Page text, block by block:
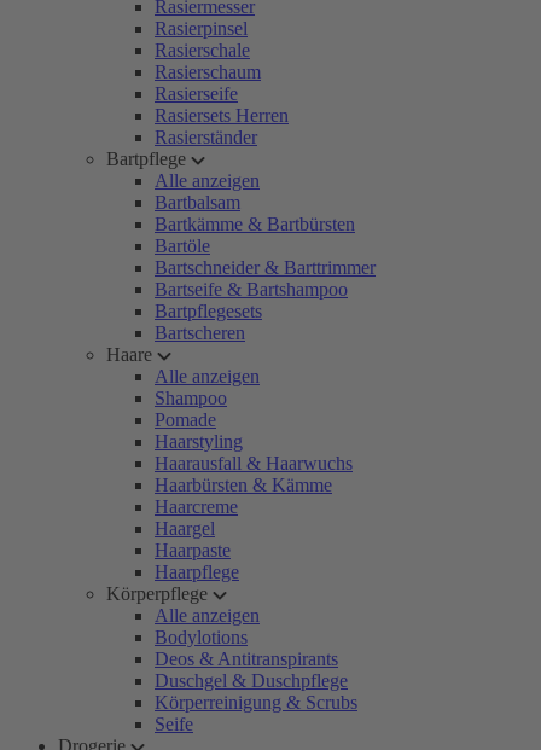
Rasiermesser
Rasierpinsel
Rasierschale
Rasierschaum
Rasierseife
Rasiersets Herren
Rasierständer
Bartpflege
Alle anzeigen
Bartbalsam
Bartkämme & Bartbürsten
Bartöle
Bartschneider & Barttrimmer
Bartseife & Bartshampoo
Bartpflegesets
Bartscheren
Haare
Alle anzeigen
Shampoo
Pomade
Haarstyling
Haarausfall & Haarwuchs
Haarbürsten & Kämme
Haarcreme
Haargel
Haarpaste
Haarpflege
Körperpflege
Alle anzeigen
Bodylotions
Deos & Antitranspirants
Duschgel & Duschpflege
Körperreinigung & Scrubs
Seife
Drogerie